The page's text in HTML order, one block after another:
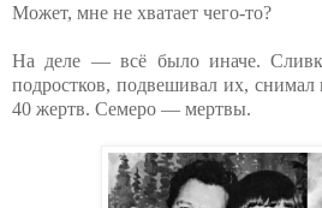
Может, мне не хватает чего-то?
На деле — всё было иначе.
подростков, подвешивал их, снимал
40 жертв. Семеро — мертвы.